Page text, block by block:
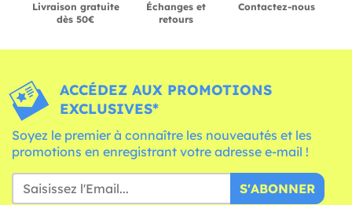
Livraison gratuite
dès 50€
Échanges et
retours
Contactez-nous
ACCÉDEZ AUX PROMOTIONS
EXCLUSIVES*
Soyez le premier à connaître les nouveautés et les
promotions en enregistrant votre adresse e-mail !
S'ABONNER